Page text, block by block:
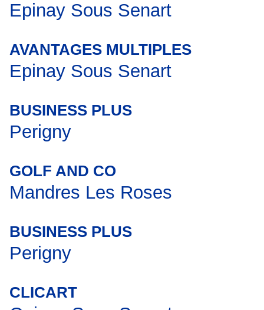
Epinay Sous Senart
AVANTAGES MULTIPLES
Epinay Sous Senart
BUSINESS PLUS
Perigny
GOLF AND CO
Mandres Les Roses
BUSINESS PLUS
Perigny
CLICART